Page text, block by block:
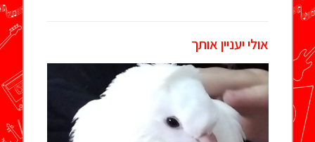
אולי יעניין אותך